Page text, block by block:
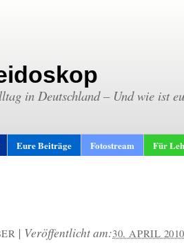
in Deutschland – Und wie ist
Eure Beiträge Fotostream Für
| Veröffentlicht am:30. APRIL 2010